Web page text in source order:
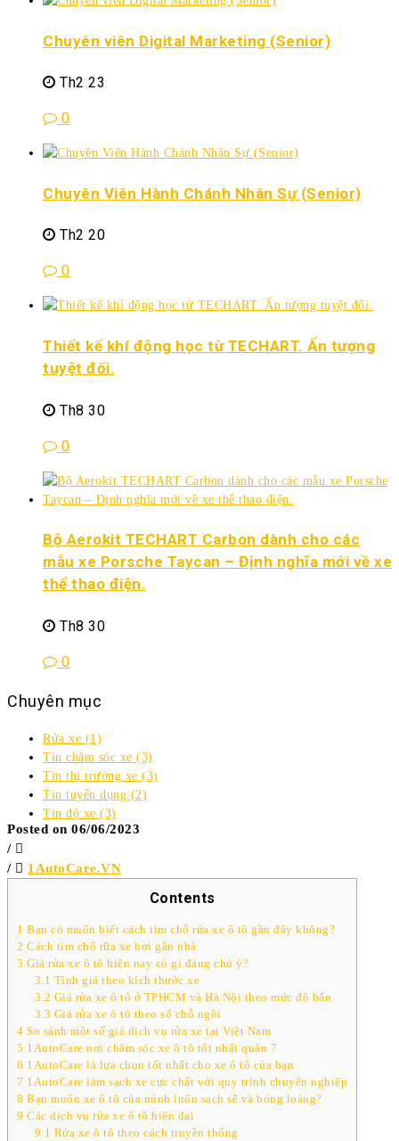
Chuyên viên Digital Marketing (Senior)
Th2 23
0
Chuyên Viên Hành Chánh Nhân Sự (Senior)
Th2 20
0
Thiết kế khí động học từ TECHART. Ấn tượng
tuyệt đối.
Th8 30
0
Bộ Aerokit TECHART Carbon dành cho các
mẫu xe Porsche Taycan – Định nghĩa mới về xe
thể thao điện.
Th8 30
0
Chuyên mục
Rửa xe (1)
Tin chăm sóc xe (3)
Tin thị trường xe (3)
Tin tuyển dụng (2)
Tin độ xe (3)
Posted on 06/06/2023
/
/
1AutoCare.VN
Contents
1 Bạn có muốn biết cách tìm chỗ rửa xe ô tô gần đây không?
2 Cách tìm chổ rữa xe hơi gần nhà
3 Giá rửa xe ô tô hiện nay có gì đáng chú ý?
3.1 Tính giá theo kích thước xe
3.2 Giá rửa xe ô tô ở TPHCM và Hà Nội theo mức độ bẩn
3.3 Giá rửa xe ô tô theo số chỗ ngồi
4 So sánh một số giá dịch vụ rửa xe tại Việt Nam
5 1AutoCare nơi chăm sóc xe ô tô tốt nhất quận 7
6 1AutoCare là lựa chọn tốt nhất cho xe ô tô của bạn
7 1AutoCare làm sạch xe cực chất với quy trình chuyên nghiệp
8 Bạn muốn xe ô tô của mình luôn sạch sẽ và bóng loáng?
9 Các dịch vụ rửa xe ô tô hiện đại
9.1 Rửa xe ô tô theo cách truyền thống